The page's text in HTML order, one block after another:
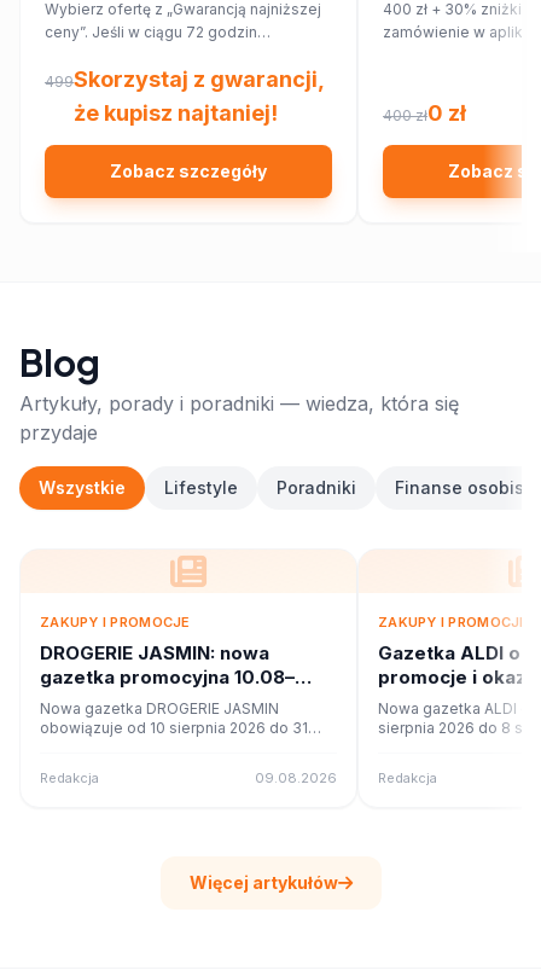
Wybierz ofertę z „Gwarancją najniższej
ceny”. Jeśli w ciągu 72 godzin
innym sklepie, Allegro zwróci Ci 150%
różnicy w cenie w formie kuponu.
Sprawdź!
499Skorzystaj z gwarancji,
że kupisz najtaniej!
Zobacz szczegóły
400 zł + 30% zniżki
zamówienie w
400 zł0 zł
Zobacz
Blog
Artykuły, porady i poradniki — wiedza, która się
przydaje
Wszystkie Lifestyle Poradniki Finanse osobiste
ZAKUPY I PROMOCJE
DROGERIE JASMIN: nowa
gazetka promocyjna 10.08–
31.08.2026. Co w ofercie?
Nowa gazetka DROGERIE JASMIN
obowiązuje od 10 sierpnia 2026 do 31
Redakcja 09.08.2026
ZAKUPY I PROMOCJE
Gazetka ALDI
promocje i
Nowa gazetka ALDI
sierpnia 2026 do 8
Redakcja
Więcej artykułów